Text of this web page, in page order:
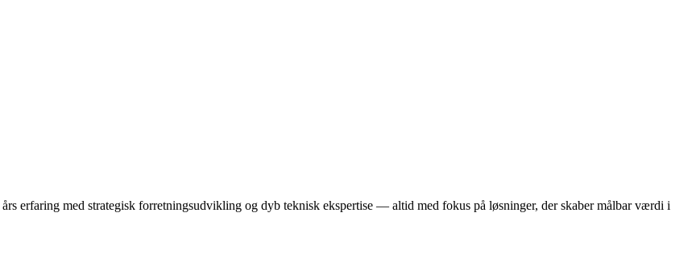
erfaring med strategisk forretningsudvikling og dyb teknisk ekspertise — altid med fokus på løsninger, der skaber målbar værdi i